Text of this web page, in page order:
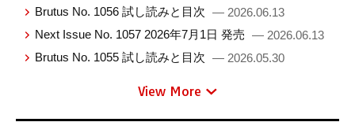
Brutus No. 1056 試し読みと目次 — 2026.06.13
Next Issue No. 1057 2026年7月1日 発売 — 2026.06.13
Brutus No. 1055 試し読みと目次 — 2026.05.30
View More